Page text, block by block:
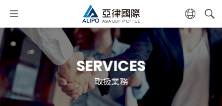
SERVICES
取扱業務